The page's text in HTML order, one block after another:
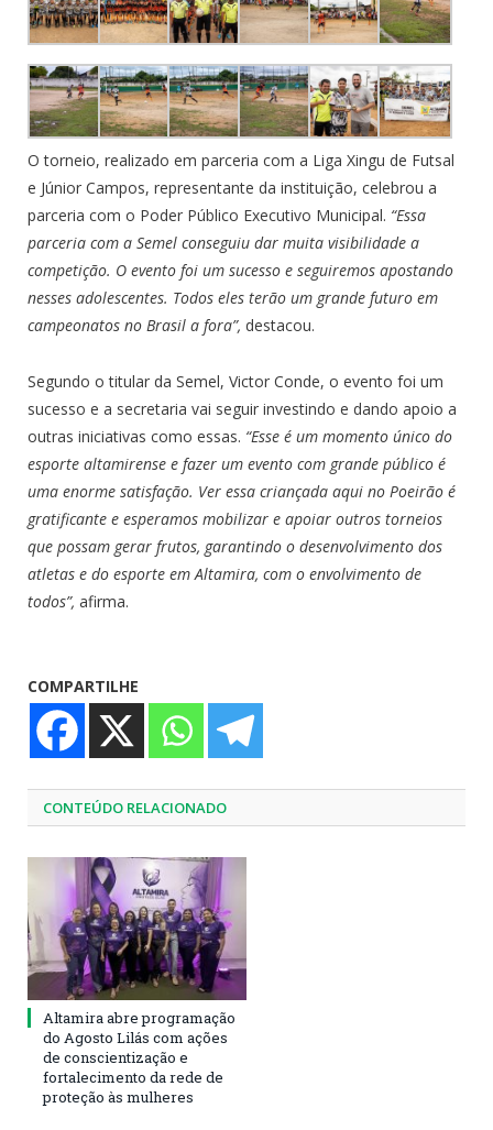
O torneio, realizado em parceria com a Liga Xingu de Futsal
e Júnior Campos, representante da instituição, celebrou a
parceria com o Poder Público Executivo Municipal. “Essa
parceria com a Semel conseguiu dar muita visibilidade a
competição. O evento foi um sucesso e seguiremos apostando
nesses adolescentes. Todos eles terão um grande futuro em
campeonatos no Brasil a fora”, destacou.
Segundo o titular da Semel, Victor Conde, o evento foi um
sucesso e a secretaria vai seguir investindo e dando apoio a
outras iniciativas como essas. “Esse é um momento único do
esporte altamirense e fazer um evento com grande público é
uma enorme satisfação. Ver essa criançada aqui no Poeirão é
gratificante e esperamos mobilizar e apoiar outros torneios
que possam gerar frutos, garantindo o desenvolvimento dos
atletas e do esporte em Altamira, com o envolvimento de
todos”, afirma.
COMPARTILHE
CONTEÚDO RELACIONADO
Altamira abre programação
do Agosto Lilás com ações
de conscientização e
fortalecimento da rede de
proteção às mulheres